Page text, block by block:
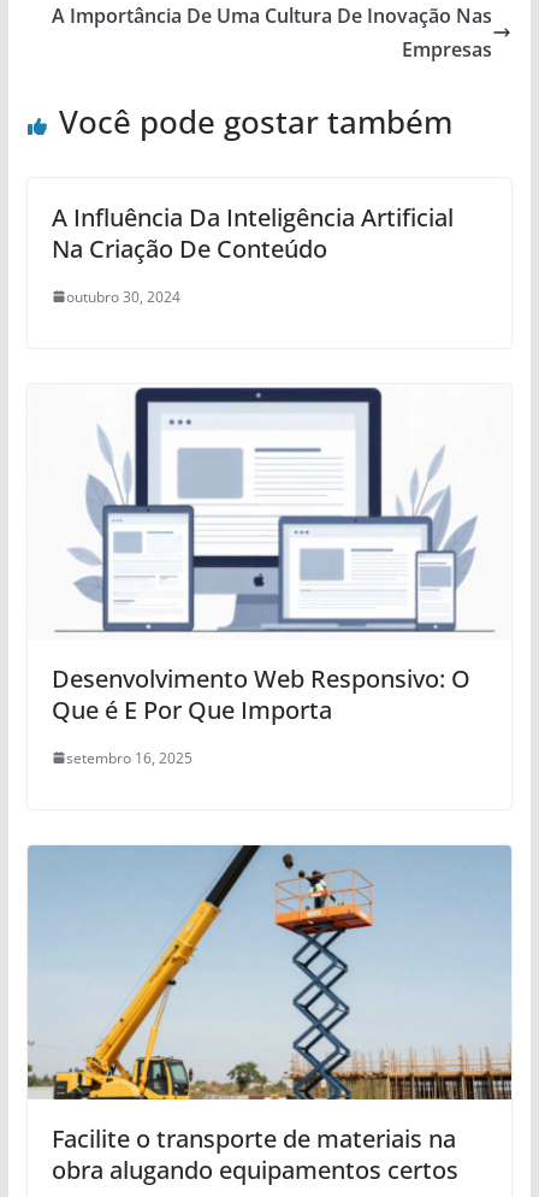
A Importância De Uma Cultura De Inovação Nas
Empresas
Você pode gostar também
A Influência Da Inteligência Artificial
Na Criação De Conteúdo
outubro 30, 2024
Desenvolvimento Web Responsivo: O
Que é E Por Que Importa
setembro 16, 2025
Facilite o transporte de materiais na
obra alugando equipamentos certos